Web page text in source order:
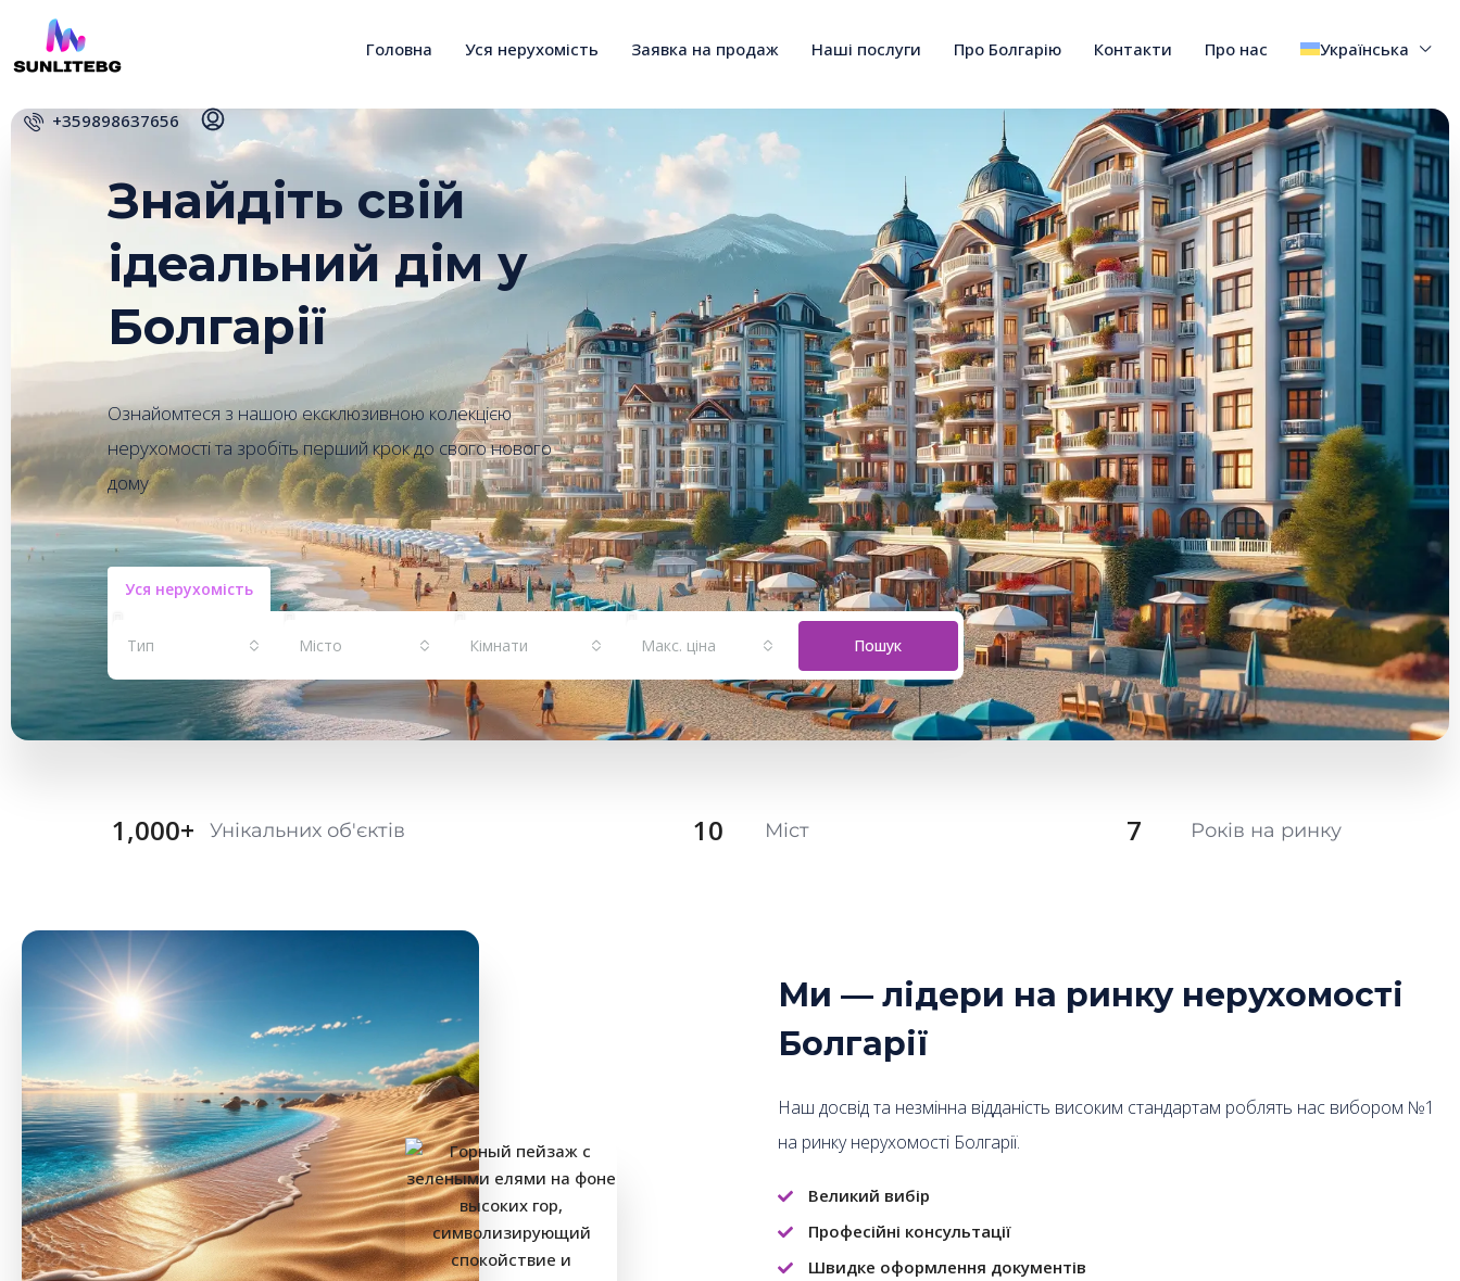
Головна Уся нерухомість Заявка на продаж Наші послуги Про Болгарію Контакти Про нас Українська
+359898637656
Знайдіть свій
ідеальний дім у
Болгарії
Ознайомтеся з нашою ексклюзивною колекцією
нерухомості та зробіть перший крок до свого нового
дому
Уся нерухомість
Тип Місто Кімнати Макс. ціна Пошук
1,000+ Унікальних об'єктів 10 Міст 7 Років на ринку
Ми — лідери на ринку нерухомості
Болгарії
Наш досвід та незмінна відданість високим стандартам роблять нас вибором №1
на ринку нерухомості Болгарії.
Великий вибір
Професійні консультації
Швидке оформлення документів